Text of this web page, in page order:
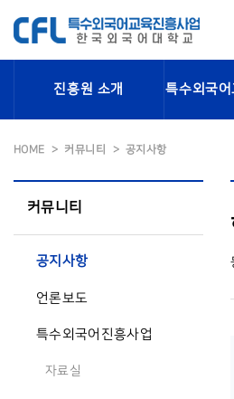
진흥원 소개 특수외국
HOME 커뮤니티 공지사항
커뮤니티
공지사항
언론보도
특수외국어진흥사업
자료실